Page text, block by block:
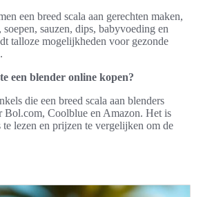
een breed scala aan gerechten maken,
sauzen, dips, babyvoeding en
talloze mogelijkheden voor gezonde
een blender online kopen?
die een breed scala aan blenders
Bol.com, Coolblue en Amazon. Het is
te lezen en prijzen te vergelijken om de